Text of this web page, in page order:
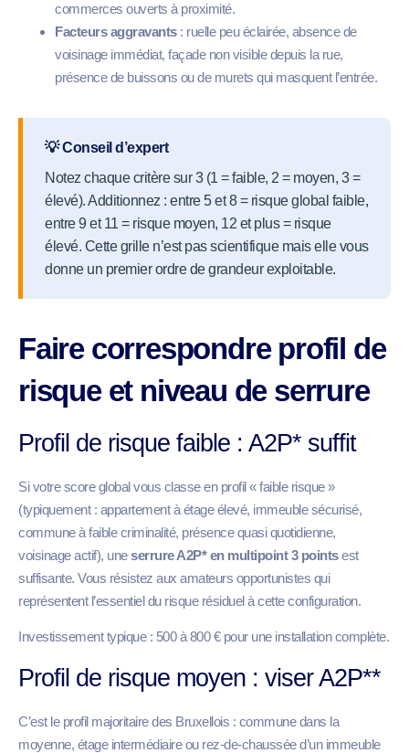
commerces ouverts à proximité.
Facteurs aggravants: ruelle peu éclairée, absence de
voisinage immédiat, façade non visible depuis la rue,
présence de buissons ou de murets qui masquent l’entrée.
💡 Conseil d’expert
Notez chaque critère sur 3 (1 = faible, 2 = moyen, 3 =
élevé). Additionnez : entre 5 et 8 = risque global faible,
entre 9 et 11 = risque moyen, 12 et plus = risque
élevé. Cette grille n’est pas scientifique mais elle vous
donne un premier ordre de grandeur exploitable.
Faire correspondre profil de
risque et niveau de serrure
Profil de risque faible : A2P* suffit
Si votre score global vous classe en profil « faible risque »
(typiquement : appartement à étage élevé, immeuble sécurisé,
commune à faible criminalité, présence quasi quotidienne,
voisinage actif), uneserrure A2P* en multipoint 3 pointsest
suffisante. Vous résistez aux amateurs opportunistes qui
représentent l’essentiel du risque résiduel à cette configuration.
Investissement typique : 500 à 800 € pour une installation complète.
Profil de risque moyen : viser A2P**
C’est le profil majoritaire des Bruxellois : commune dans la
moyenne, étage intermédiaire ou rez-de-chaussée d’un immeuble